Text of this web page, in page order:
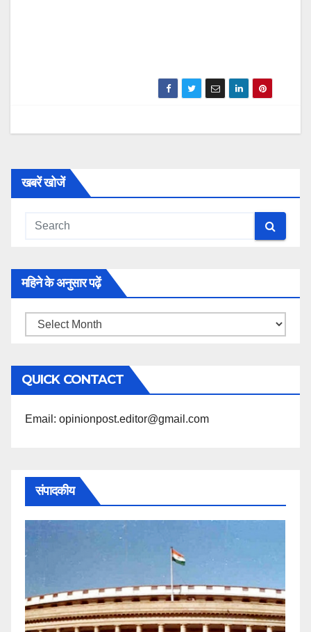
खबरें खोजें
महिने के अनुसार पढ़ें
महिने
अनुसार
पढ़ें
QUICK CONTACT
Email: opinionpost.editor@gmail.com
संपादकीय